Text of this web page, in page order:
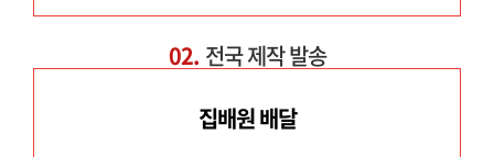
02. 전국 제작 발송
집배원 배달